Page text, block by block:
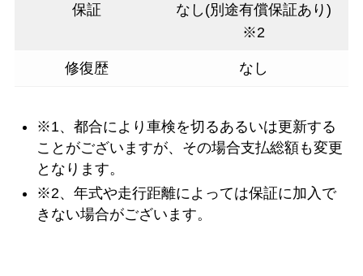
保証
なし(別途有償保証あり)
※2
修復歴 なし
※1、都合により車検を切るあるいは更新する
ことがございますが、その場合支払総額も変更
となります。
※2、年式や走行距離によっては保証に加入で
きない場合がございます。